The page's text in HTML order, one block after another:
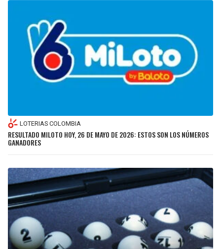
LOTERIAS COLOMBIA
RESULTADO MILOTO HOY, 26 DE MAYO DE 2026: ESTOS SON LOS NÚMEROS
GANADORES